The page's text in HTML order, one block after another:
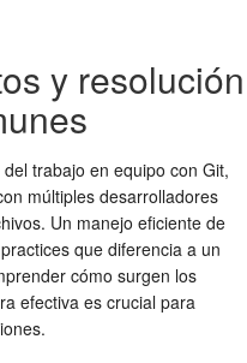
y resolución
trabajo en equipo con Git,
múltiples desarrolladores
Un manejo eficiente de
que diferencia a un
cómo surgen los
efectiva es crucial para
.